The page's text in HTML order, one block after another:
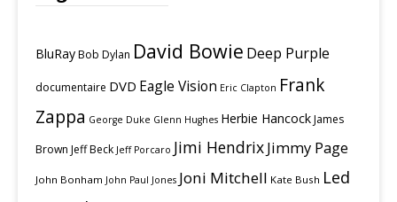
BluRayBob Dylan David Bowie Deep Purple
documentaire DVD Eagle Vision Eric Clapton Frank
Zappa George Duke Glenn Hughes Herbie HancockJames
Brown Jeff Beck Jeff Porcaro Jimi HendrixJimmy Page
John Bonham John Paul Jones Joni Mitchell Kate Bush Led